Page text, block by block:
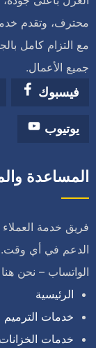
محترف، وتقدم
مع التزام كامل
جميع الأعمال.
فيسبوك
يوتيوب
المساعدة
فريق خدمة العملاء
الدعم في أي وقت.
الواتساب – نحن
الرئيسية
خدمات الترميم
خدمات الخزانات